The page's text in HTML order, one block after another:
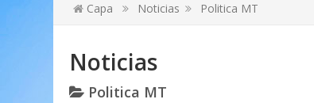
Capa Noticias Politica MT
Noticias
Politica MT